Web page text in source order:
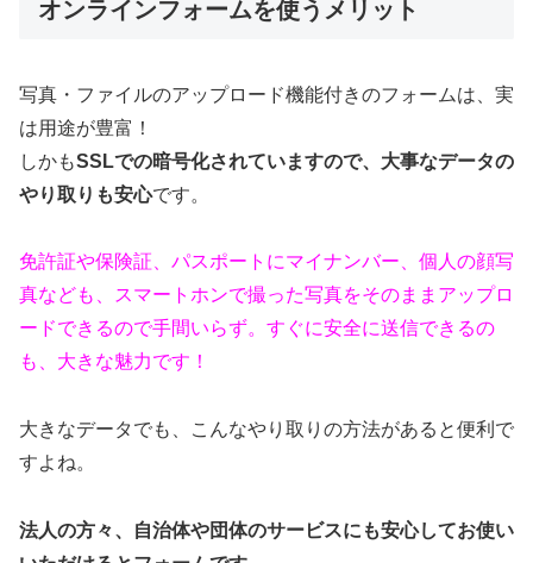
オンラインフォームを使うメリット
写真・ファイルのアップロード機能付きのフォームは、実
は用途が豊富！
しかもSSLでの暗号化されていますので、大事なデータの
やり取りも安心です。
免許証や保険証、パスポートにマイナンバー、個人の顔写
真なども、スマートホンで撮った写真をそのままアップロ
ードできるので手間いらず。すぐに安全に送信できるの
も、大きな魅力です！
大きなデータでも、こんなやり取りの方法があると便利で
すよね。
法人の方々、自治体や団体のサービスにも安心してお使い